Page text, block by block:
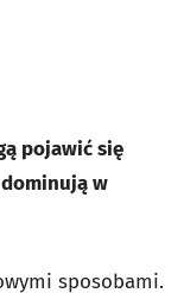
pojawić się
w
sposobami.